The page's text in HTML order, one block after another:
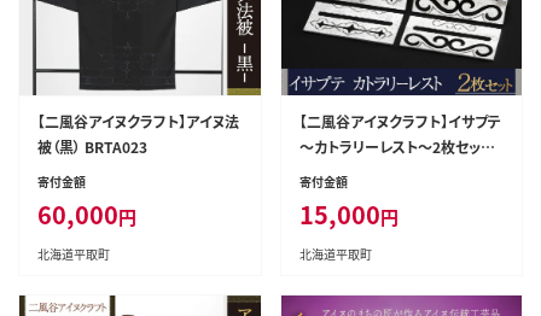
【二風谷アイヌクラフト】アイヌ法
被（黒） BRTA023
寄付金額
60,000円
北海道平取町
【二風谷アイヌクラフト】イサプテ
～カトラリーレスト～2枚セット
BRTA032
寄付金額
15,000円
北海道平取町